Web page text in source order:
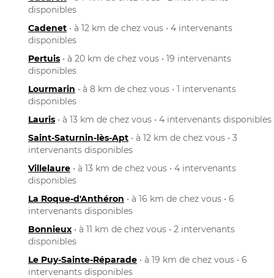
disponibles
Cadenet • à 12 km de chez vous • 4 intervenants
disponibles
Pertuis • à 20 km de chez vous • 19 intervenants
disponibles
Lourmarin • à 8 km de chez vous • 1 intervenants
disponibles
Lauris • à 13 km de chez vous • 4 intervenants disponibles
Saint-Saturnin-lès-Apt • à 12 km de chez vous • 3
intervenants disponibles
Villelaure • à 13 km de chez vous • 4 intervenants
disponibles
La Roque-d'Anthéron • à 16 km de chez vous • 6
intervenants disponibles
Bonnieux • à 11 km de chez vous • 2 intervenants
disponibles
Le Puy-Sainte-Réparade • à 19 km de chez vous • 6
intervenants disponibles